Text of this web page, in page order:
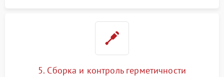
5. Сборка и контроль герметичности